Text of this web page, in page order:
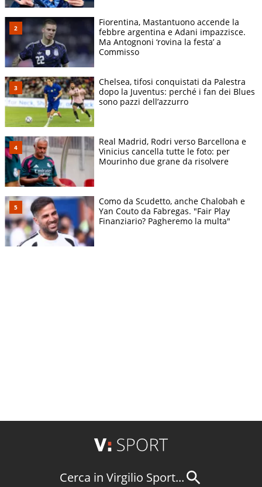
Fiorentina, Mastantuono accende la
febbre argentina e Adani impazzisce.
Ma Antognoni ‘rovina la festa’ a
Commisso
Chelsea, tifosi conquistati da Palestra
dopo la Juventus: perché i fan dei Blues
sono pazzi dell’azzurro
Real Madrid, Rodri verso Barcellona e
Vinicius cancella tutte le foto: per
Mourinho due grane da risolvere
Como da Scudetto, anche Chalobah e
Yan Couto da Fabregas. "Fair Play
Finanziario? Pagheremo la multa"
Cerca in Virgilio Sport...